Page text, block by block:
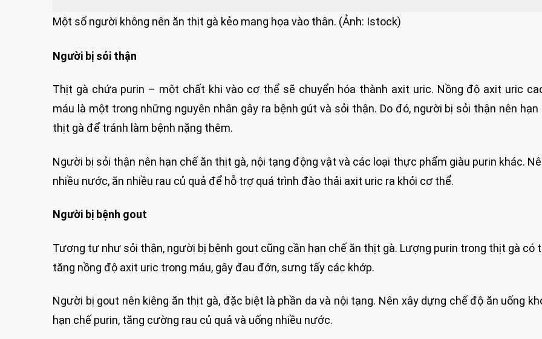
Một số người không nên ăn thịt gà kẻo mang họa vào thân. (Ảnh: Istock)
Người bị sỏi thận
Thịt gà chứa purin – một chất khi vào cơ thể sẽ chuyển hóa thành axit uric. Nồng độ axit uric
máu là một trong những nguyên nhân gây ra bệnh gút và sỏi thận. Do đó, người bị sỏi thận nên hạn
thịt gà để tránh làm bệnh nặng thêm.
Người bị sỏi thận nên hạn chế ăn thịt gà, nội tạng động vật và các loại thực phẩm giàu purin khác.
nhiều nước, ăn nhiều rau củ quả để hỗ trợ quá trình đào thải axit uric ra khỏi cơ thể.
Người bị bệnh gout
Tương tự như sỏi thận, người bị bệnh gout cũng cần hạn chế ăn thịt gà. Lượng purin trong thịt gà có
tăng nồng độ axit uric trong máu, gây đau đớn, sưng tấy các khớp.
Người bị gout nên kiêng ăn thịt gà, đặc biệt là phần da và nội tạng. Nên xây dựng chế độ ăn uống
hạn chế purin, tăng cường rau củ quả và uống nhiều nước.